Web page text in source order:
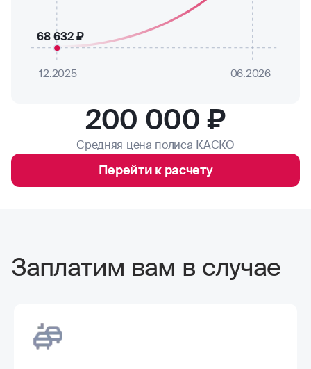
12.2025 06.2026
68 632 ₽
200 000 ₽
Средняя цена полиса КАСКО
Перейти к расчету
Заплатим вам в случае